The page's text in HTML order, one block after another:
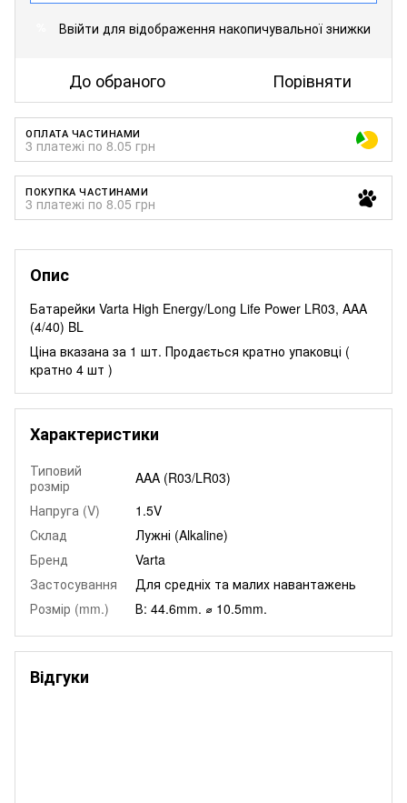
Ввійти для відображення накопичувальної знижки
До обраного Порівняти
ОПЛАТА ЧАСТИНАМИ
3 платежі по 8.05 грн
ПОКУПКА ЧАСТИНАМИ
3 платежі по 8.05 грн
Опис
Батарейки Varta High Energy/Long Life Power LR03, AAA
(4/40) BL
Ціна вказана за 1 шт. Продається кратно упаковці (
кратно 4 шт )
Характеристики
Типовий
розмір
AAA (R03/LR03)
Напруга (V)
1.5V
Склад
Лужні (Alkaline)
Бренд
Varta
Застосування
Для средніх та малих навантажень
Розмір (mm.)
В: 44.6mm. ⌀ 10.5mm.
Відгуки